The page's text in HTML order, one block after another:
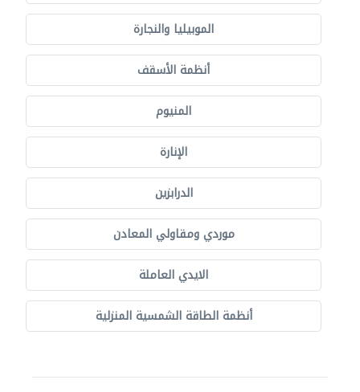
الموبيليا والنجارة
أنظمة الأسقف
المنيوم
الإنارة
الدرابزين
موردي ومقاولي المعادن
الايدي العاملة
أنظمة الطاقة الشمسية المنزلية